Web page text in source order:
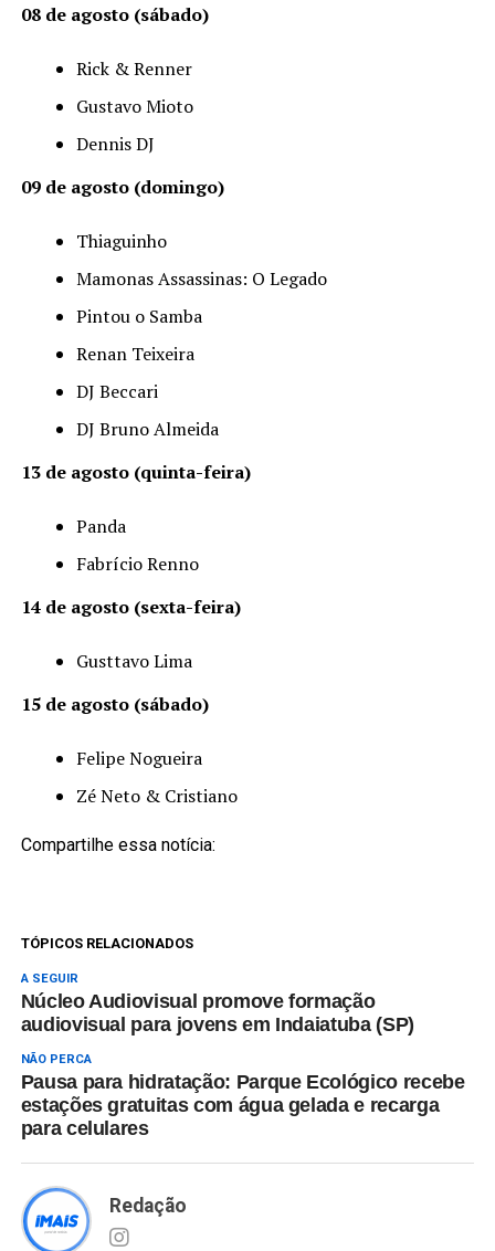
08 de agosto (sábado)
Rick & Renner
Gustavo Mioto
Dennis DJ
09 de agosto (domingo)
Thiaguinho
Mamonas Assassinas: O Legado
Pintou o Samba
Renan Teixeira
DJ Beccari
DJ Bruno Almeida
13 de agosto (quinta-feira)
Panda
Fabrício Renno
14 de agosto (sexta-feira)
Gusttavo Lima
15 de agosto (sábado)
Felipe Nogueira
Zé Neto & Cristiano
Compartilhe essa notícia:
TÓPICOS RELACIONADOS
A SEGUIR
Núcleo Audiovisual promove formação
audiovisual para jovens em Indaiatuba (SP)
NÃO PERCA
Pausa para hidratação: Parque Ecológico recebe
estações gratuitas com água gelada e recarga
para celulares
Redação